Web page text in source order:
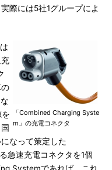
際には5社1グループによ
「Combined Charging Syste
m」の充電コネクタ
なって策定した
急速充電コネクタを1個